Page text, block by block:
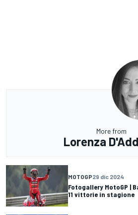
More from
Lorenza
MOTOGP29 dic 2024
Fotogallery MotoGP |
11 vittorie in stagione